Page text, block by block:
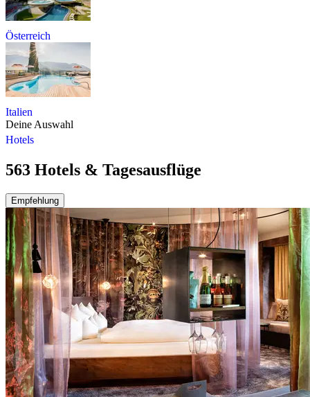
Österreich
Italien
Deine Auswahl
Hotels
563 Hotels & Tagesausflüge
Empfehlung